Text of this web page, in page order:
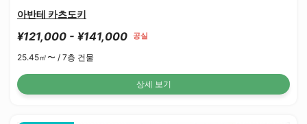
아반테 카츠도키
¥121,000 - ¥141,000 공실
25.45㎡〜 / 7층 건물
상세 보기